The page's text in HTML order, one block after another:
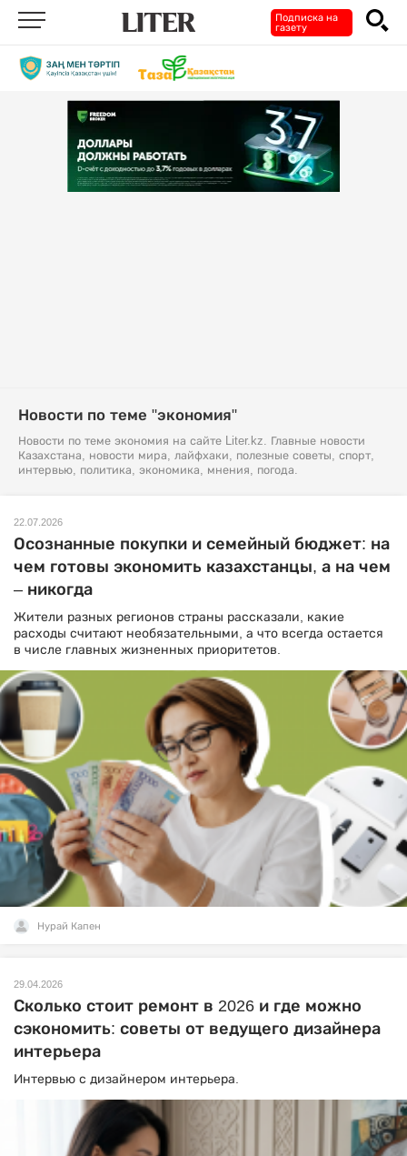
Подписка на
газету
Новости по теме "экономия"
Новости по теме экономия на сайте Liter.kz. Главные новости
Казахстана, новости мира, лайфхаки, полезные советы, спорт,
интервью, политика, экономика, мнения, погода.
22.07.2026
Осознанные покупки и семейный бюджет: на
чем готовы экономить казахстанцы, а на чем
– никогда
Жители разных регионов страны рассказали, какие
расходы считают необязательными, а что всегда остается
в числе главных жизненных приоритетов.
Нурай Капен
29.04.2026
Сколько стоит ремонт в 2026 и где можно
сэкономить: советы от ведущего дизайнера
интерьера
Интервью с дизайнером интерьера.